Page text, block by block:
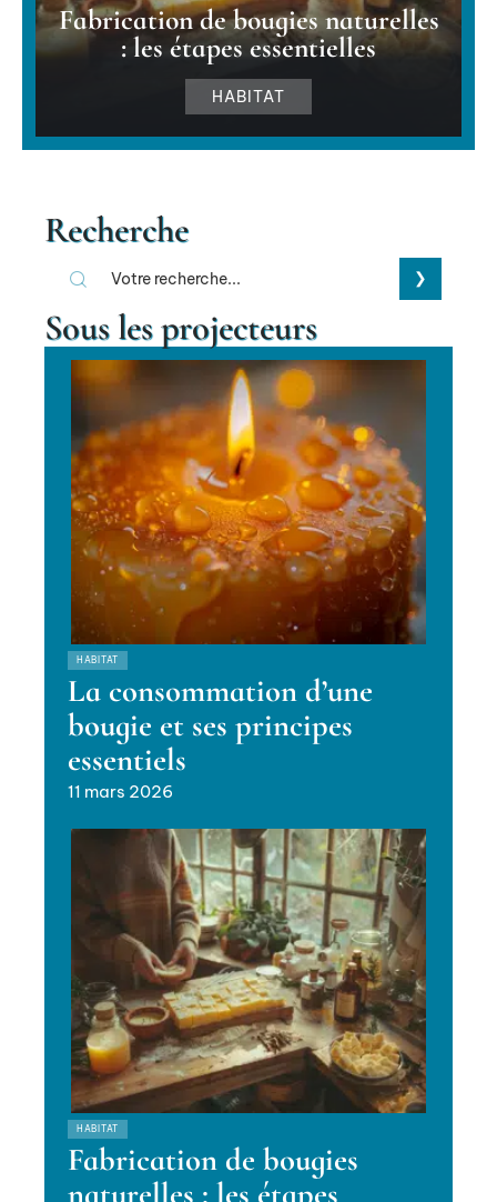
Fabrication de bougies naturelles
: les étapes essentielles
HABITAT
Recherche
Sous les projecteurs
HABITAT
La consommation d’une
bougie et ses principes
essentiels
11 mars 2026
HABITAT
Fabrication de bougies
naturelles : les étapes